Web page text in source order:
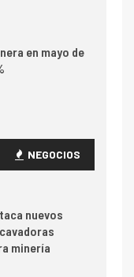
en mayo de
Banco
resultados
de
del cobre
NEGOCIOS
nuevos
minería